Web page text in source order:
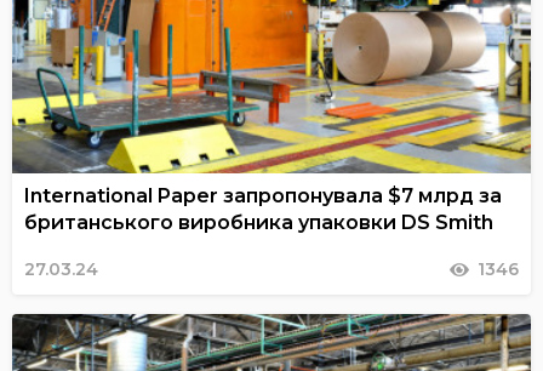
International Paper запропонувала $7 млрд за
британського виробника упаковки DS Smith
27.03.24 1346